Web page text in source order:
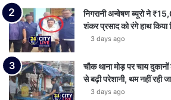
निगरानी अन्वेषण ब्यूरो ने
शंकर प्रसाद को रंगे हाथ किया
3 days ago
चौक थाना मोड़ पर चाय
से बढ़ी परेशानी, थम नहीं रही
3 days ago